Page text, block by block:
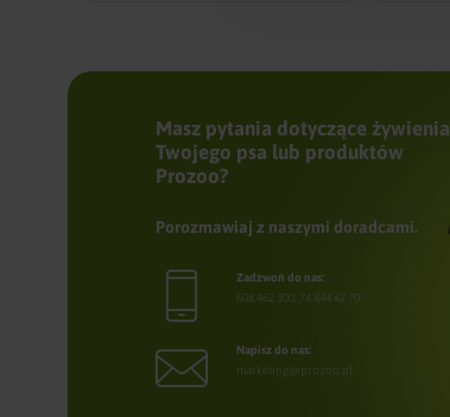
Masz pytania dotyczące żywienia
Twojego psa lub produktów
Prozoo?
Porozmawiaj z naszymi doradcami.
Zadzwoń do nas:
608 462 300 74 844 42 70
Napisz do nas:
marketing@prozoo.pl